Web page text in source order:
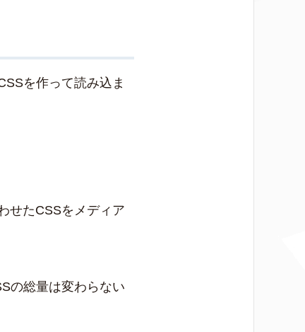
を作って読み込ま
せたCSSをメディア
の総量は変わらない